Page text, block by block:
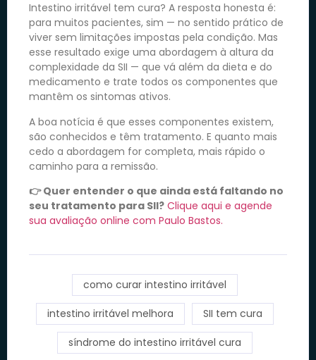
Intestino irritável tem cura? A resposta honesta é:
para muitos pacientes, sim — no sentido prático de
viver sem limitações impostas pela condição. Mas
esse resultado exige uma abordagem à altura da
complexidade da SII — que vá além da dieta e do
medicamento e trate todos os componentes que
mantêm os sintomas ativos.
A boa notícia é que esses componentes existem,
são conhecidos e têm tratamento. E quanto mais
cedo a abordagem for completa, mais rápido o
caminho para a remissão.
👉 Quer entender o que ainda está faltando no
seu tratamento para SII? Clique aqui e agende
sua avaliação online com Paulo Bastos.
como curar intestino irritável
intestino irritável melhora SII tem cura
síndrome do intestino irritável cura